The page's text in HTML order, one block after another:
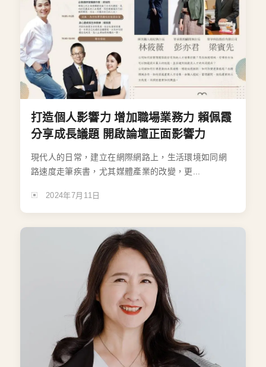
打造個人影響力 增加職場業務力 賴佩霞
分享成長議題 開啟論壇正面影響力
現代人的日常，建立在網際網路上，生活環境如同網
路速度走筆疾書，尤其媒體產業的改變，更...
2024年7月11日